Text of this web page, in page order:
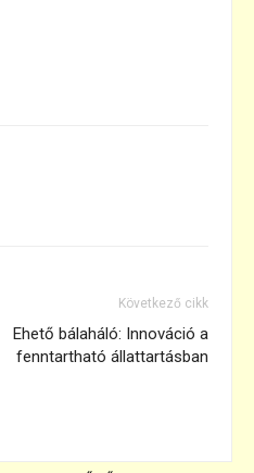
Következő cikk
Ehető bálaháló: Innováció a
fenntartható állattartásban